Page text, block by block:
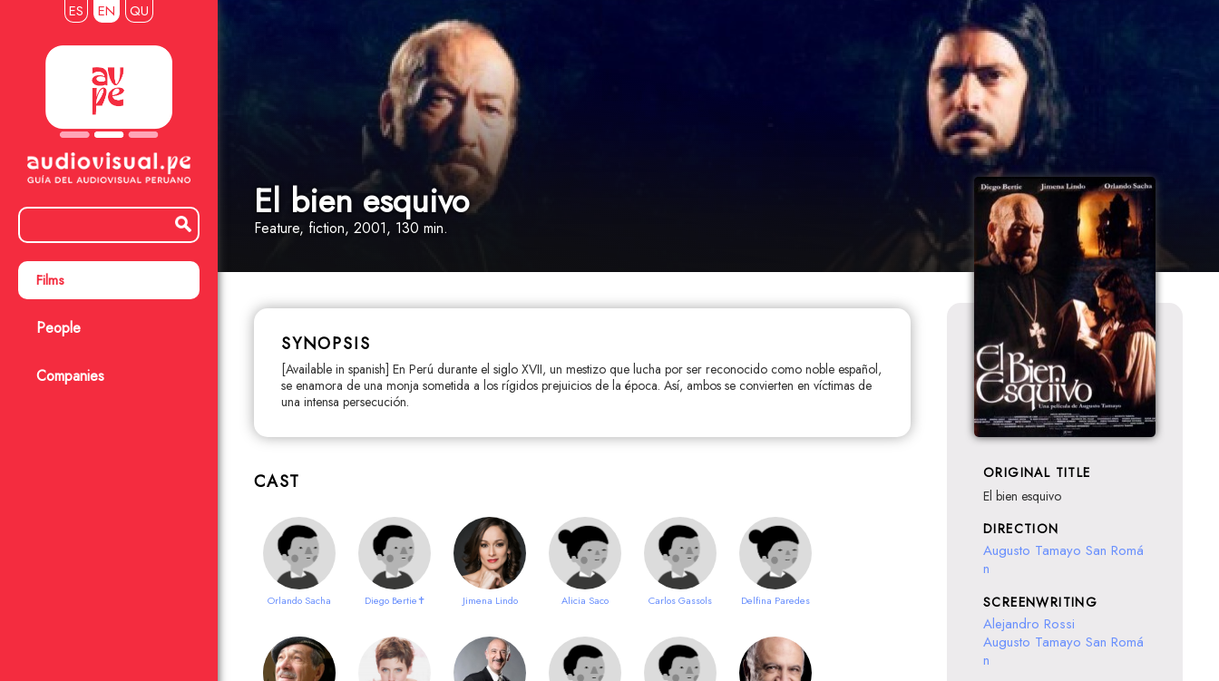
ES EN QU
Films
People
Companies
El bien esquivo
Feature, fiction, 2001, 130 min.
SYNOPSIS
[Available in spanish] En Perú durante el siglo XVII, un mestizo que lucha por ser reconocido como noble español,
se enamora de una monja sometida a los rígidos prejuicios de la época. Así, ambos se convierten en víctimas de
una intensa persecución.
CAST
Orlando Sacha Diego Bertie✝ Jimena Lindo Alicia Saco Carlos Gassols Delfina Paredes
ORIGINAL TITLE
El bien esquivo
DIRECTION
Augusto Tamayo San Romá
n
SCREENWRITING
Alejandro Rossi
Augusto Tamayo San Romá
n